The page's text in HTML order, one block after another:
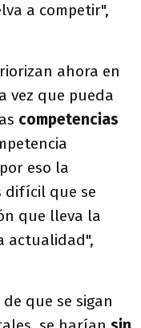
a competir",
ahora en
vez que pueda
competencias
eso la
difícil que se
que lleva la
actualidad",
que se sigan